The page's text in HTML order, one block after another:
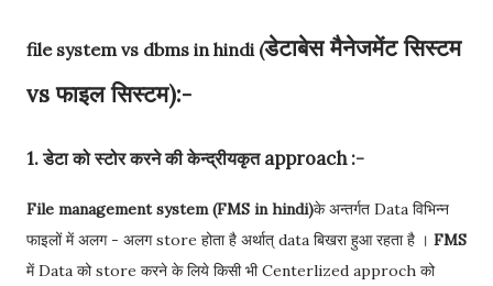
file system vs dbms in hindi (डेटाबेस मैनेजमेंट सिस्टम
vs फाइल सिस्टम):-
1. डेटा को स्टोर करने की केन्द्रीयकृत approach :-
File management system (FMS in hindi)के अन्तर्गत Data विभिन्न
फाइलों में अलग - अलग store होता है अर्थात् data बिखरा हुआ रहता है । FMS
में Data को store करने के लिये किसी भी Centerlized approch को